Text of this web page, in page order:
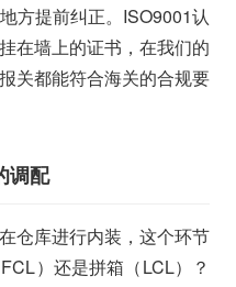
方提前纠正。ISO9001认
在墙上的证书，在我们的
关都能符合海关的合规要
调配
仓库进行内装，这个环节
）还是拼箱（LCL）？